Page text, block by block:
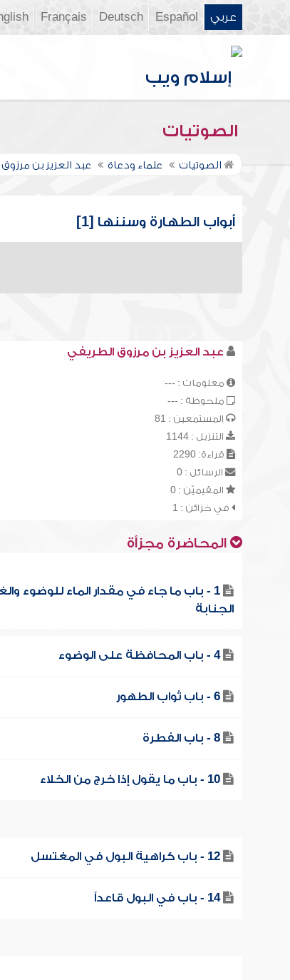
عربي Español
Deutsch
Français
الصوتيات
الصوتيات علماء ودعاة عبد العزيز بن
أبواب الطهارة وسننها [1]
عبد العزيز بن مرزوق الطريفي
معلومات : ---
ملحوظة : ---
المستمعين : 81
التنزيل : 1144
قراءة: 2290
الرسائل : 0
المقيميّن : 0
في خزائن : 1
المحاضرة مجزأة
1 - باب ما جاء في مقدار الماء للوضوء
الجنابة
4 - باب المحافظة على الوضوء
6 - باب ثواب الطهور
8 - باب الفطرة
10 - باب ما يقول إذا خرج من الخلاء
12 - باب كراهية البول في المغتسل
14 - باب في البول قاعداً